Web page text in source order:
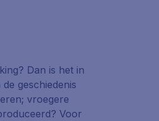
Dan is het in
geschiedenis
vroegere
Voor